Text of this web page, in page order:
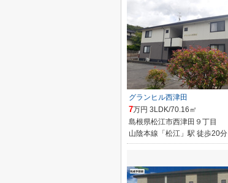
グランヒル西津田
7万円 3LDK/70.16㎡
島根県松江市西津田９丁目
山陰本線「松江」駅 徒歩20分